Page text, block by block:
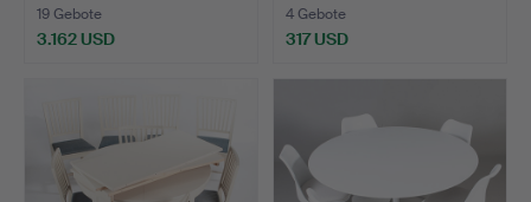
19 Gebote
3.162 USD
4 Gebote
317 USD